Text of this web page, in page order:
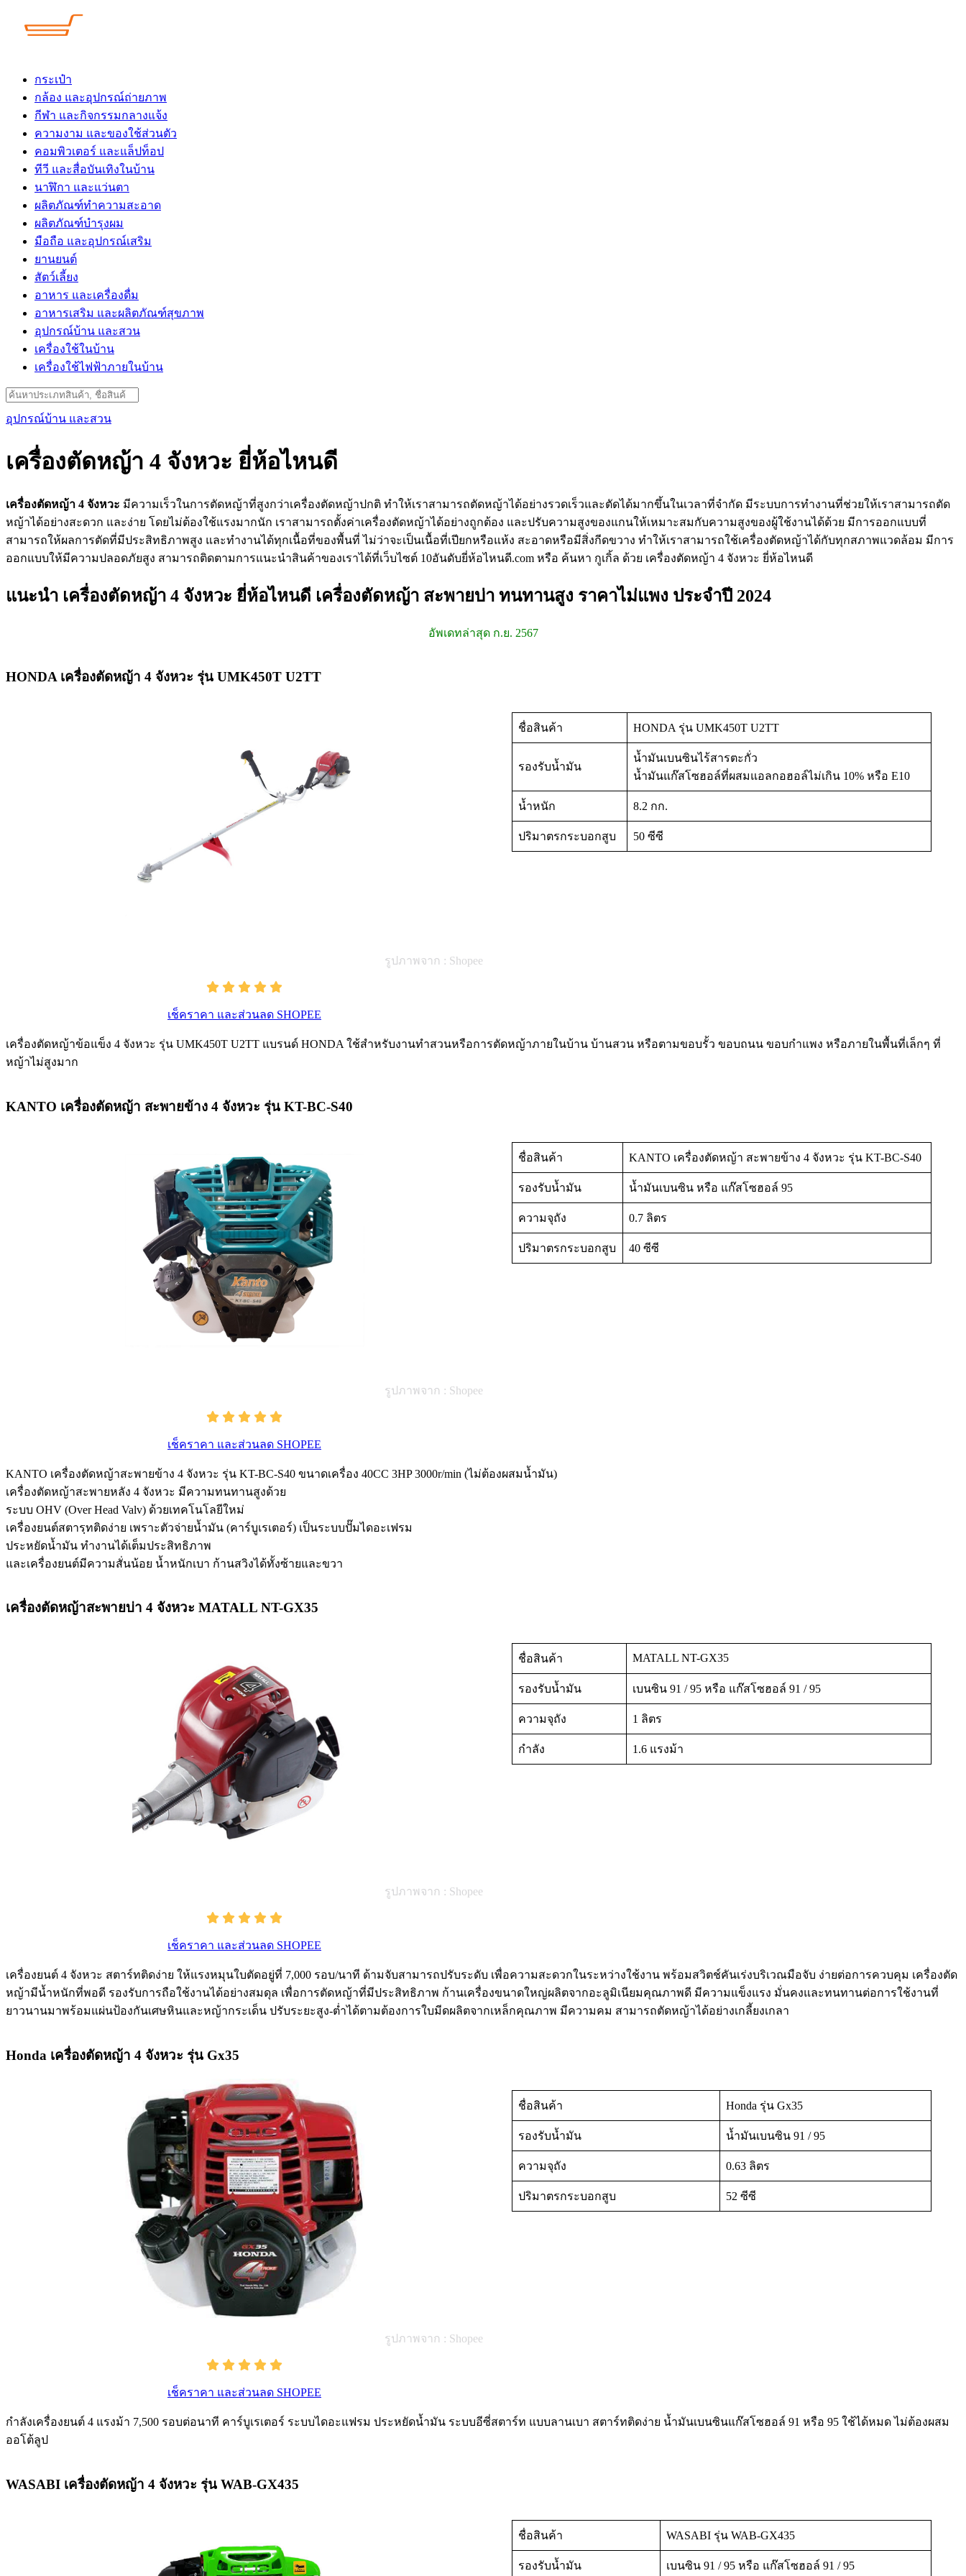
content
กระเป๋า
กล้อง และอุปกรณ์ถ่ายภาพ
กีฬา และกิจกรรมกลางแจ้ง
ความงาม และของใช้ส่วนตัว
คอมพิวเตอร์ และแล็ปท็อป
ทีวี และสื่อบันเทิงในบ้าน
นาฬิกา และแว่นตา
ผลิตภัณฑ์ทำความสะอาด
ผลิตภัณฑ์บำรุงผม
มือถือ และอุปกรณ์เสริม
ยานยนต์
สัตว์เลี้ยง
อาหาร และเครื่องดื่ม
อาหารเสริม และผลิตภัณฑ์สุขภาพ
อุปกรณ์บ้าน และสวน
เครื่องใช้ในบ้าน
เครื่องใช้ไฟฟ้าภายในบ้าน
Search
for:
อุปกรณ์บ้าน และสวน
เครื่องตัดหญ้า 4 จังหวะ ยี่ห้อไหนดี
เครื่องตัดหญ้า 4 จังหวะ มีความเร็วในการตัดหญ้าที่สูงกว่าเครื่องตัดหญ้าปกติ ทำให้เราสามารถตัดหญ้าได้อย่างรวดเร็วและตัดได้มากขึ้นในเวลาที่จำกัด มีระบบการทำงานที่ช่วยให้เราสามารถตัด
หญ้าได้อย่างสะดวก และง่าย โดยไม่ต้องใช้แรงมากนัก เราสามารถตั้งค่าเครื่องตัดหญ้าได้อย่างถูกต้อง และปรับความสูงของแกนให้เหมาะสมกับความสูงของผู้ใช้งานได้ด้วย มีการออกแบบที่
สามารถให้ผลการตัดที่มีประสิทธิภาพสูง และทำงานได้ทุกเนื้อที่ของพื้นที่ ไม่ว่าจะเป็นเนื้อที่เปียกหรือแห้ง สะอาดหรือมีสิ่งกีดขวาง ทำให้เราสามารถใช้เครื่องตัดหญ้าได้กับทุกสภาพแวดล้อม มีการ
ออกแบบให้มีความปลอดภัยสูง สามารถติดตามการแนะนำสินค้าของเราได้ที่เว็บไซต์ 10อันดับยี่ห้อไหนดี.com หรือ ค้นหา กูเกิ้ล ด้วย เครื่องตัดหญ้า 4 จังหวะ ยี่ห้อไหนดี
แนะนำ เครื่องตัดหญ้า 4 จังหวะ ยี่ห้อไหนดี เครื่องตัดหญ้า สะพายบ่า ทนทานสูง ราคาไม่แพง ประจำปี 2024
อัพเดทล่าสุด ก.ย. 2567
HONDA เครื่องตัดหญ้า 4 จังหวะ รุ่น UMK450T U2TT
รูปภาพจาก : Shopee
เช็คราคา และส่วนลด SHOPEE
ชื่อสินค้า HONDA รุ่น UMK450T U2TT
รองรับน้ำมัน
น้ำมันเบนซินไร้สารตะกั่ว
น้ำมันแก๊สโซฮอล์ที่ผสมแอลกอฮอล์ไม่เกิน 10% หรือ E10
น้ำหนัก 8.2 กก.
ปริมาตรกระบอกสูบ 50 ซีซี
เครื่องตัดหญ้าข้อแข็ง 4 จังหวะ รุ่น UMK450T U2TT แบรนด์ HONDA ใช้สำหรับงานทำสวนหรือการตัดหญ้าภายในบ้าน บ้านสวน หรือตามขอบรั้ว ขอบถนน ขอบกำแพง หรือภายในพื้นที่เล็กๆ ที่
หญ้าไม่สูงมาก
KANTO เครื่องตัดหญ้า สะพายข้าง 4 จังหวะ รุ่น KT-BC-S40
รูปภาพจาก : Shopee
เช็คราคา และส่วนลด SHOPEE
ชื่อสินค้า KANTO เครื่องตัดหญ้า สะพายข้าง 4 จังหวะ รุ่น KT-BC-S40
รองรับน้ำมัน น้ำมันเบนซิน หรือ แก๊สโซฮอล์ 95
ความจุถัง 0.7 ลิตร
ปริมาตรกระบอกสูบ 40 ซีซี
KANTO เครื่องตัดหญ้าสะพายข้าง 4 จังหวะ รุ่น KT-BC-S40 ขนาดเครื่อง 40CC 3HP 3000r/min (ไม่ต้องผสมน้ำมัน)
เครื่องตัดหญ้าสะพายหลัง 4 จังหวะ มีความทนทานสูงด้วย
ระบบ OHV (Over Head Valv) ด้วยเทคโนโลยีใหม่
เครื่องยนต์สตารฺทติดง่าย เพราะตัวจ่ายน้ำมัน (คาร์บูเรเตอร์) เป็นระบบปั๊มไดอะเฟรม
ประหยัดน้ำมัน ทำงานได้เต็มประสิทธิภาพ
และเครื่องยนต์มีความสั่นน้อย น้ำหนักเบา ก้านสวิงได้ทั้งซ้ายและขวา
เครื่องตัดหญ้าสะพายบ่า 4 จังหวะ MATALL NT-GX35
รูปภาพจาก : Shopee
เช็คราคา และส่วนลด SHOPEE
ชื่อสินค้า MATALL NT-GX35
รองรับน้ำมัน เบนซิน 91 / 95 หรือ แก๊สโซฮอล์ 91 / 95
ความจุถัง 1 ลิตร
กำลัง 1.6 แรงม้า
เครื่องยนต์ 4 จังหวะ สตาร์ทติดง่าย ให้แรงหมุนใบตัดอยู่ที่ 7,000 รอบ/นาที ด้ามจับสามารถปรับระดับ เพื่อความสะดวกในระหว่างใช้งาน พร้อมสวิตช์คันเร่งบริเวณมือจับ ง่ายต่อการควบคุม เครื่องตัด
หญ้ามีน้ำหนักที่พอดี รองรับการถือใช้งานได้อย่างสมดุล เพื่อการตัดหญ้าที่มีประสิทธิภาพ ก้านเครื่องขนาดใหญ่ผลิตจากอะลูมิเนียมคุณภาพดี มีความแข็งแรง มั่นคงและทนทานต่อการใช้งานที่
ยาวนานมาพร้อมแผ่นป้องกันเศษหินและหญ้ากระเด็น ปรับระยะสูง-ต่ำได้ตามต้องการใบมีดผลิตจากเหล็กคุณภาพ มีความคม สามารถตัดหญ้าได้อย่างเกลี้ยงเกลา
Honda เครื่องตัดหญ้า 4 จังหวะ รุ่น Gx35
รูปภาพจาก : Shopee
เช็คราคา และส่วนลด SHOPEE
ชื่อสินค้า Honda รุ่น Gx35
รองรับน้ำมัน น้ำมันเบนซิน 91 / 95
ความจุถัง 0.63 ลิตร
ปริมาตรกระบอกสูบ 52 ซีซี
กำลังเครื่องยนต์ 4 แรงม้า 7,500 รอบต่อนาที คาร์บูเรเตอร์ ระบบไดอะแฟรม ประหยัดน้ำมัน ระบบอีซี่สตาร์ท แบบลานเบา สตาร์ทติดง่าย น้ำมันเบนซินแก๊สโซฮอล์ 91 หรือ 95 ใช้ได้หมด ไม่ต้องผสม
ออโต้ลูป
WASABI เครื่องตัดหญ้า 4 จังหวะ รุ่น WAB-GX435
ชื่อสินค้า WASABI รุ่น WAB-GX435
รองรับน้ำมัน เบนซิน 91 / 95 หรือ แก๊สโซฮอล์ 91 / 95